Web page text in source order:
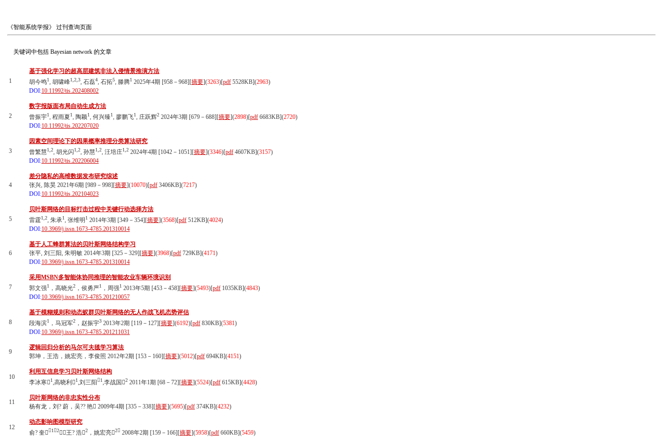
《智能系统学报》 过刊查询页面
关键词中包括 Bayesian network 的文章
1
基于强化学习的超高层建筑非法入侵情景推演方法
胡今鸣1, 胡啸峰1,2,3, 石磊4, 石拓5, 滕腾1 2025年4期 [958－968][摘要](3263)[pdf 5528KB](2963)
DOI:10.11992/tis.202408002
2
数字报版面布局自动生成方法
曾振宇1, 程雨夏1, 陶颖1, 何兴臻1, 廖鹏飞1, 庄跃辉2 2024年3期 [679－688][摘要](2898)[pdf 6683KB](2720)
DOI:10.11992/tis.202207020
3
因素空间理论下的因果概率推理分类算法研究
曾繁慧1,2, 胡光闪 1,2, 孙慧1,2, 汪培庄1,2 2024年4期 [1042－1051][摘要](3346)[pdf 4607KB](3157)
DOI:10.11992/tis.202206004
4
差分隐私的高维数据发布研究综述
张兴, 陈昊 2021年6期 [989－998][摘要](10070)[pdf 3406KB](7217)
DOI:10.11992/tis.202104023
5
贝叶斯网络的目标打击过程中关键行动选择方法
雷霆1,2, 朱承1, 张维明 1 2014年3期 [349－354][摘要](3568)[pdf 512KB](4024)
DOI:10.3969/j.issn.1673-4785.201310014
6
基于人工蜂群算法的贝叶斯网络结构学习
张平, 刘三阳, 朱明敏 2014年3期 [325－329][摘要](3968)[pdf 729KB](4171)
DOI:10.3969/j.issn.1673-4785.201310014
7
采用MSBN多智能体协同推理的智能农业车辆环境识别
郭文强1 ，高晓光2 ，侯勇严1 ，周强1 2013年5期 [453－458][摘要](5493)[pdf 1035KB](4843)
DOI:10.3969/j.issn.1673-4785.201210057
8
基于模糊规则和动态蚁群贝叶斯网络的无人作战飞机态势评估
段海滨1 ，马冠军2 ，赵振宇3 2013年2期 [119－127][摘要](6192)[pdf 830KB](5381)
DOI:10.3969/j.issn.1673-4785.201211031
9
逻辑回归分析的马尔可夫毯学习算法
郭坤，王浩，姚宏亮，李俊照 2012年2期 [153－160][摘要](5012)[pdf 694KB](4151)
10
利用互信息学习贝叶斯网络结构
李冰寒1,高晓利1,刘三阳 1,李战国2 2011年1期 [68－72][摘要](5524)[pdf 615KB](4428)
11
贝叶斯网络的非忠实性分布
杨有龙，刘? 蔚，吴?? 艳 2009年4期 [335－338][摘要](5695)[pdf 374KB](4232)
12
动态影响图模型研究
俞? 奎1，2，王? 浩2 ，姚宏亮2 2008年2期 [159－166][摘要](5958)[pdf 660KB](5459)